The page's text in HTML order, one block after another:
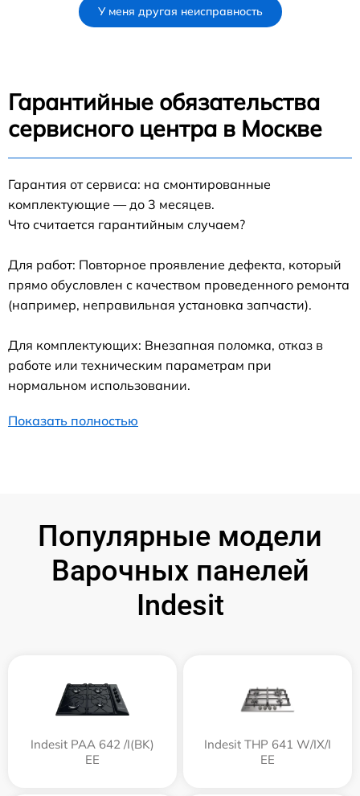
У меня другая неисправность
Гарантийные обязательства
сервисного центра в Москве
Гарантия от сервиса: на смонтированные
комплектующие — до 3 месяцев.
Что считается гарантийным случаем?
Для работ: Повторное проявление дефекта, который
прямо обусловлен с качеством проведенного ремонта
(например, неправильная установка запчасти).
Для комплектующих: Внезапная поломка, отказ в
работе или техническим параметрам при
нормальном использовании.
Показать полностью
Популярные модели
Варочных панелей
Indesit
Indesit PAA 642 /I(BK)
EE
Indesit THP 641 W/IX/I
EE